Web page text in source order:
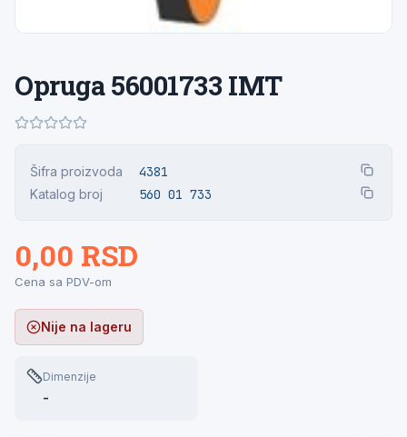
Opruga 56001733 IMT
Šifra proizvoda 4381
Katalog broj 560 01 733
0,00 RSD
Cena sa PDV-om
Nije na lageru
Dimenzije
-